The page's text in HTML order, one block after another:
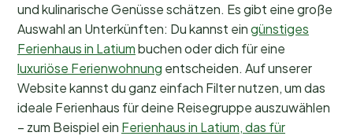
und kulinarische Genüsse schätzen. Es gibt eine große
Auswahl an Unterkünften: Du kannst eingünstiges
Ferienhaus in Latiumbuchen oder dich für eine
luxuriöse Ferienwohnung entscheiden. Auf unserer
Website kannst du ganz einfach Filter nutzen, um das
ideale Ferienhaus für deine Reisegruppe auszuwählen
– zum Beispiel ein Ferienhaus in Latium, das für